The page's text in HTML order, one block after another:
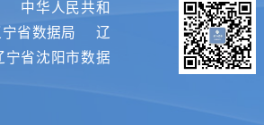
中华人民共和
省数据局
辽
宁省沈阳市数据